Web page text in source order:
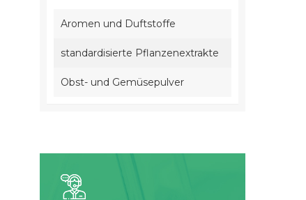
Aromen und Duftstoffe
standardisierte Pflanzenextrakte
Obst- und Gemüsepulver